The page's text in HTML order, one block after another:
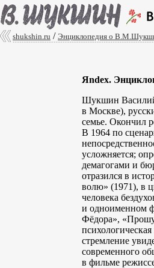
shukshin.ru / Энциклопедия о
Яndex.
Шукшин Василий
в Москве),
семье. Окончил
В 1964 по
усложняется;
демагогами и
отразился в
волю» (1971), в
человека
и одноименном
Фёдора», «Прошу
стремление
современного
в фильме